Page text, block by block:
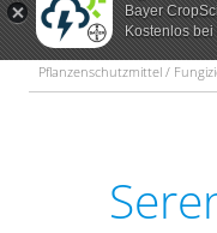
Bayer
Kostenlos
Pflanzenschutzmittel /